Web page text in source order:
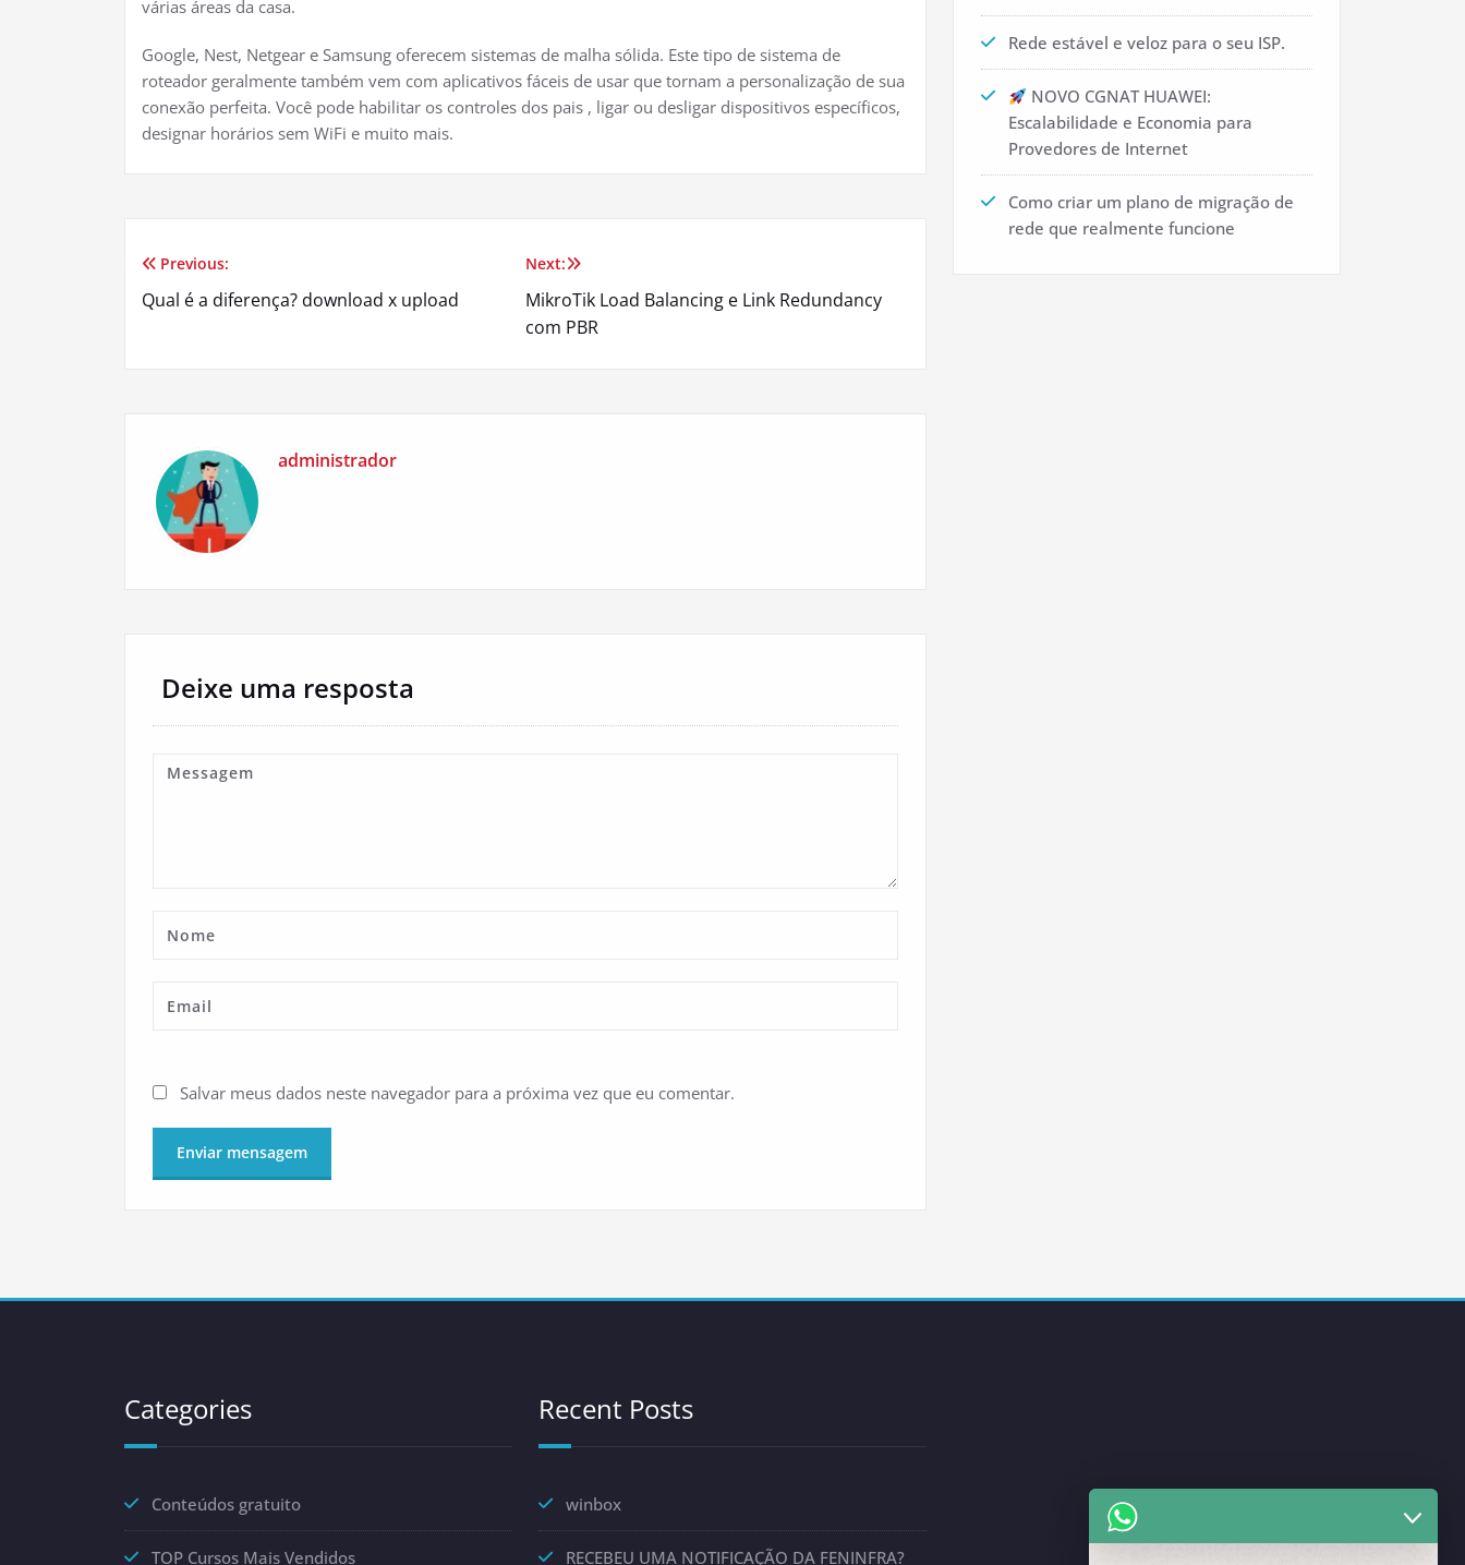
várias áreas da casa.
Google, Nest, Netgear e Samsung oferecem sistemas de malha sólida. Este tipo de sistema de
roteador geralmente também vem com aplicativos fáceis de usar que tornam a personalização de sua
conexão perfeita. Você pode habilitar os controles dos pais , ligar ou desligar dispositivos específicos,
designar horários sem WiFi e muito mais.
Navegação
Previous:
Qual é a diferença? download x upload
Next:
MikroTik Load Balancing e Link Redundancy
com PBR
administrador
Deixe uma resposta
Salvar meus dados neste navegador para a próxima vez que eu comentar.
Rede estável e veloz para o seu ISP.
NOVO CGNAT HUAWEI:
Escalabilidade e Economia para
Provedores de Internet
Como criar um plano de migração de
rede que realmente funcione
Categories
Conteúdos gratuito
TOP Cursos Mais Vendidos
Recent Posts
winbox
RECEBEU UMA NOTIFICAÇÃO DA FENINFRA?